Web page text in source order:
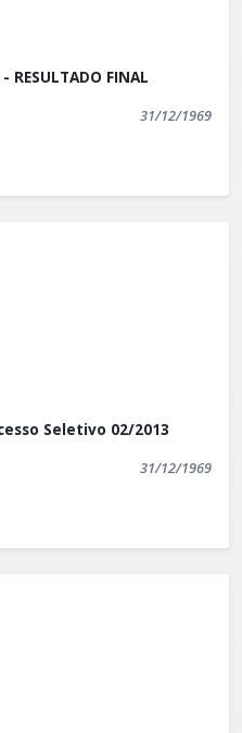
RESULTADO FINAL
31/12/1969
Seletivo 02/2013
31/12/1969